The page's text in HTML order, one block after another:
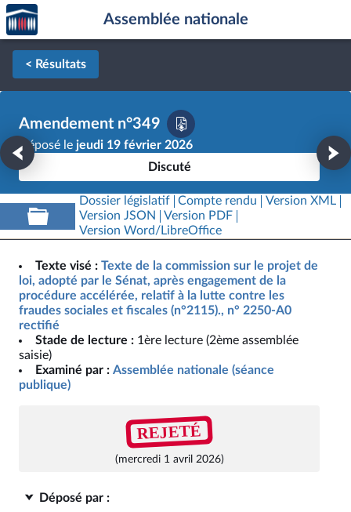
Aller au contenu
Aller en bas de la page
Accèder
à la
page
d'accueil
Assemblée nationale
< Résultats
Amendement n°349
Déposé le jeudi 19 février 2026
Discuté
Dossier législatif Compte rendu
Version XML
Version JSON
Version PDF
Version Word/LibreOffice
Texte visé : Texte de la commission sur le projet de
loi, adopté par le Sénat, après engagement de la
procédure accélérée, relatif à la lutte contre les
fraudes sociales et fiscales (n°2115)., n° 2250-A0
rectifié
Stade de lecture : 1ère lecture (2ème assemblée
saisie)
Examiné par : Assemblée nationale (séance
publique)
REJETÉ
(mercredi 1 avril 2026)
Déposé par :